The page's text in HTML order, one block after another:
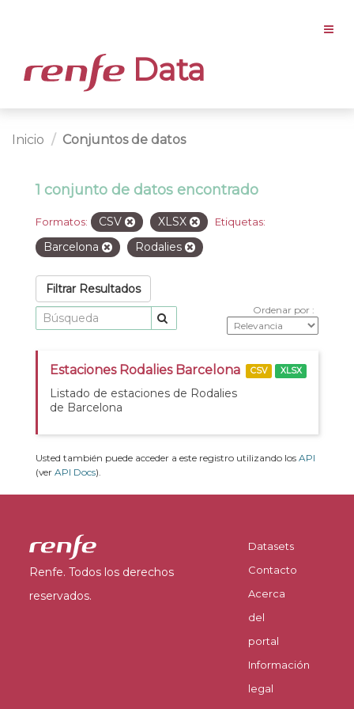
Data
Inicio Conjuntos de datos
1 conjunto de datos encontrado
Formatos: CSV XLSX Etiquetas:
Barcelona Rodalies
Filtrar Resultados
Ordenar por
Estaciones Rodalies Barcelona
Listado de estaciones de Rodalies
de Barcelona
CSV XLSX
Usted también puede acceder a este registro utilizando los API
(ver API Docs).
Renfe. Todos los derechos
reservados.
Datasets
Contacto
Acerca
del
portal
Información
legal